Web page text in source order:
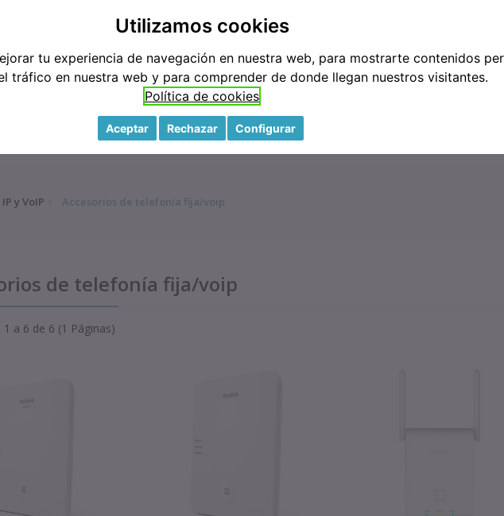
Utilizamos cookies
tu experiencia de navegación en nuestra web, para mostrarte contenidos
tráfico en nuestra web y para comprender de donde llegan nuestros visitantes.
Política de cookies
Aceptar Rechazar Configurar
CONTACTO
y VoIP Accesorios de telefonía fija/voip
de telefonía fija/voip
a 6 de 6 (1 Páginas)